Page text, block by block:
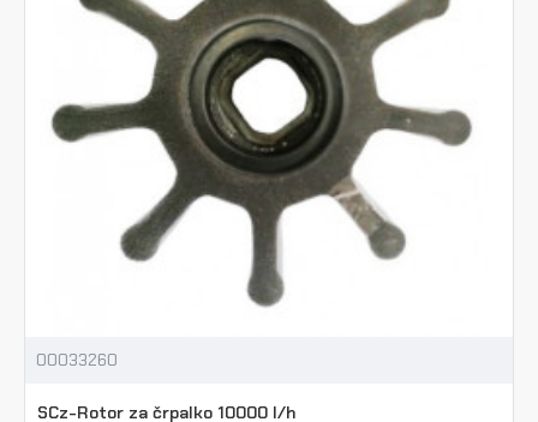
00033260
SCz-Rotor za črpalko 10000 l/h